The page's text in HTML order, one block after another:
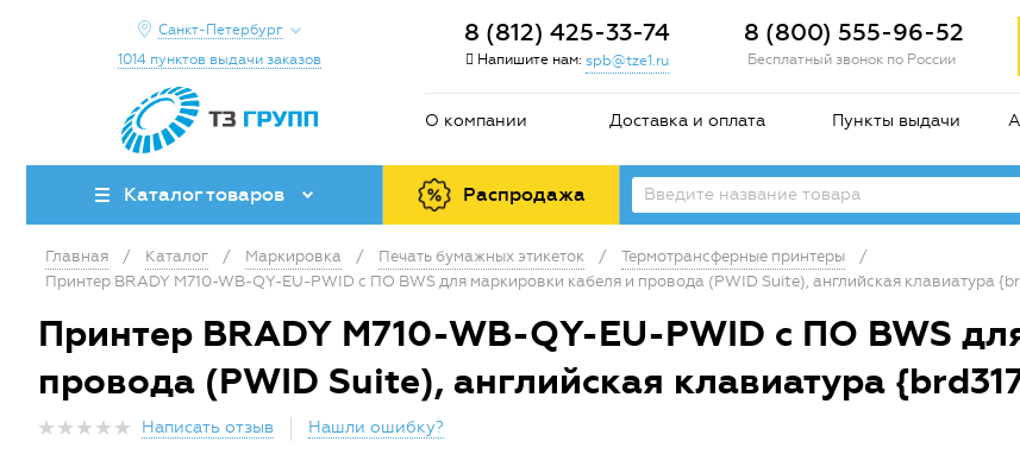
Санкт-Петербург
1014 пунктов выдачи заказов
8 (812) 425-33-74
Напишите нам: spb@tze1.ru
8 (800) 555-96-52
Бесплатный звонок по России
О компании Доставка и оплата Пункты выдачи
Каталог товаров Распродажа
Главная / Каталог / Маркировка / Печать бумажных этикеток / Термотрансферные принтеры
/
Принтер BRADY M710-WB-QY-EU-PWID c ПО BWS для маркировки кабеля и провода (PWID Suite), английская клавиатура
Принтер BRADY M710-WB-QY-EU-PWID c ПО BWS
провода (PWID Suite), английская клавиатура
Написать отзыв Нашли ошибку?